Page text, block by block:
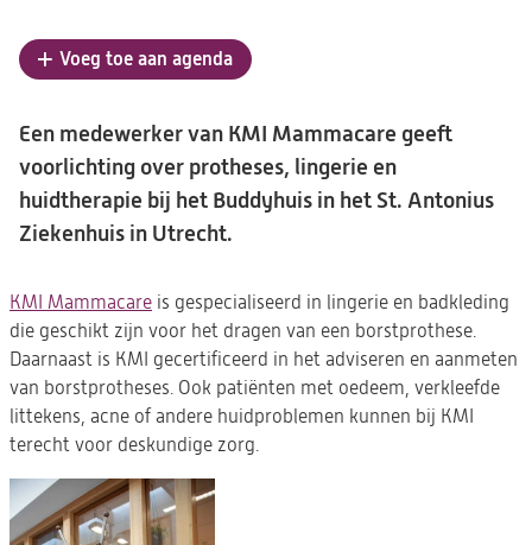
Voeg toe aan agenda
Een medewerker van KMI Mammacare geeft
voorlichting over protheses, lingerie en
huidtherapie bij het Buddyhuis in het St. Antonius
Ziekenhuis in Utrecht.
KMI Mammacare (opent
in
een
nieuwe
tab)
is gespecialiseerd in lingerie en badkleding
die geschikt zijn voor het dragen van een borstprothese.
Daarnaast is KMI gecertificeerd in het adviseren en aanmeten
van borstprotheses. Ook patiënten met oedeem, verkleefde
littekens, acne of andere huidproblemen kunnen bij KMI
terecht voor deskundige zorg.